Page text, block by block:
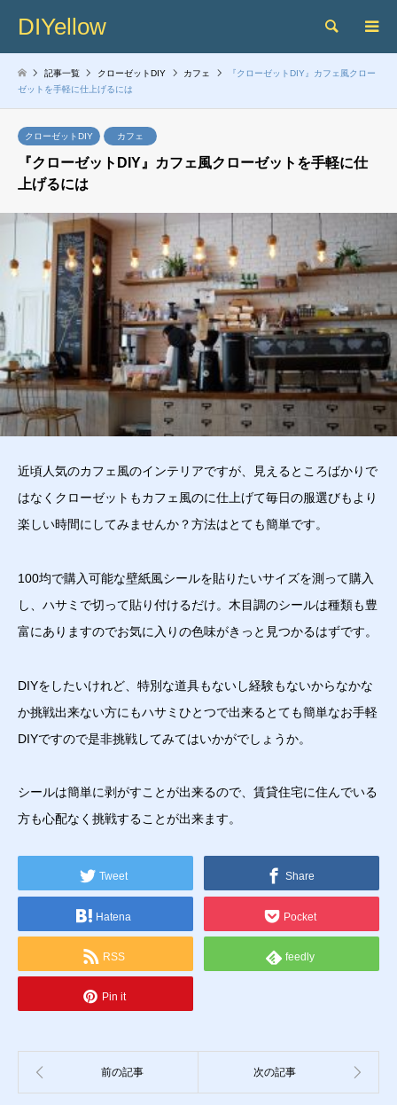
DIYellow 検索
記事一覧 クローゼットDIY カフェ
『クローゼットDIY』カフェ風クロー
ゼットを手軽に仕上げるには
クローゼットDIY カフェ
『クローゼットDIY』カフェ風クローゼットを手軽に仕
上げるには
近頃人気のカフェ風のインテリアですが、見えるところばかりで
はなくクローゼットもカフェ風のに仕上げて毎日の服選びもより
楽しい時間にしてみませんか？方法はとても簡単です。
100均で購入可能な壁紙風シールを貼りたいサイズを測って購入
し、ハサミで切って貼り付けるだけ。木目調のシールは種類も豊
富にありますのでお気に入りの色味がきっと見つかるはずです。
DIYをしたいけれど、特別な道具もないし経験もないからなかな
か挑戦出来ない方にもハサミひとつで出来るとても簡単なお手軽
DIYですので是非挑戦してみてはいかがでしょうか。
シールは簡単に剥がすことが出来るので、賃貸住宅に住んでいる
方も心配なく挑戦することが出来ます。
Tweet Share
Hatena Pocket
RSS feedly
Pin it